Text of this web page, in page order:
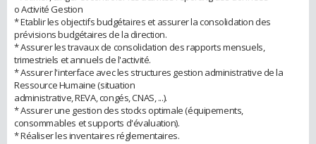
o Activité Gestion
* Etablir les objectifs budgétaires et assurer la consolidation des
prévisions budgétaires de la direction.
* Assurer les travaux de consolidation des rapports mensuels,
trimestriels et annuels de l'activité.
* Assurer l'interface avec les structures gestion administrative de la
Ressource Humaine (situation
administrative, REVA, congés, CNAS, ...).
* Assurer une gestion des stocks optimale (équipements,
consommables et supports d'évaluation).
* Réaliser les inventaires réglementaires.